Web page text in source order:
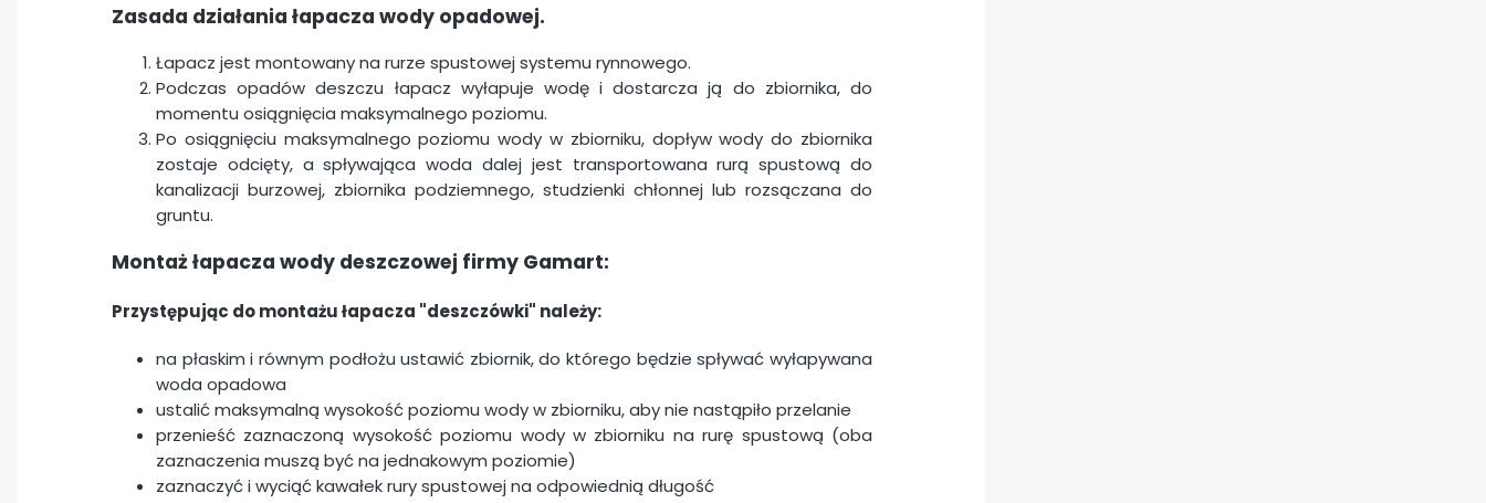
Zasada działania łapacza wody opadowej.
Łapacz jest montowany na rurze spustowej systemu rynnowego.
Podczas opadów deszczu łapacz wyłapuje wodę i dostarcza ją do zbiornika, do
momentu osiągnięcia maksymalnego poziomu.
Po osiągnięciu maksymalnego poziomu wody w zbiorniku, dopływ wody do zbiornika
zostaje odcięty, a spływająca woda dalej jest transportowana rurą spustową do
kanalizacji burzowej, zbiornika podziemnego, studzienki chłonnej lub rozsączana do
gruntu.
Montaż łapacza wody deszczowej firmy Gamart:
Przystępując do montażułapacza "deszczówki" należy:
na płaskim i równym podłożu ustawić zbiornik, do którego będzie spływać wyłapywana
woda opadowa
ustalić maksymalną wysokość poziomu wody w zbiorniku, aby nie nastąpiło przelanie
przenieść zaznaczoną wysokość poziomu wody w zbiorniku na rurę spustową (oba
zaznaczenia muszą być na jednakowym poziomie)
zaznaczyć i wyciąć kawałek rury spustowej na odpowiednią długość